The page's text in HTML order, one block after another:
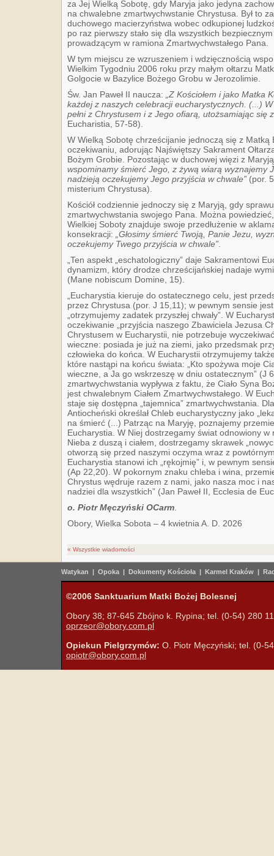
za Jej Wielką Sobotę, gdy Maryja jako jedyna
na chwalebne zmartwychwstanie Chrystusa. Był to
duchowego macierzyństwa wobec odkupionej
po raz pierwszy stało się dla wszystkich
prowadzącym w ramiona Zmartwychwstałego Pana.
W tym miejscu ze wzruszeniem i wdzięcznością
Wielkim Tygodniu 2006 roku przy małym ołtarzu
Golgocie w Bazylice Bożego Grobu w Jerozolimie.
Św. Jan Paweł II naucza:
„Z Kościołem i jako Matka
każdej z naszych celebracji eucharystycznych. (...) W
pełni z Chrystusem i z Jego ofiarą, utożsamiając się
Eucharistia, 57-58).
W Wielką Sobotę chrześcijanie jednoczą się z Matką
oczekiwaniu, adorując Najświętszy Sakrament
Bożym Grobie. Pozostając w duchowej więzi z
wspominamy śmierć Jego, z żywą wiarą wyznajemy
nadzieją oczekujemy Jego przyjścia w chwale” (por.
misterium Chrystusa).
Kościół codziennie jednoczy się z Maryją, gdy
zmartwychwstania swojego Pana. Można
Wielkiej Soboty znajduje swoje przedłużenie w
konsekracji:
„Głosimy śmierć Twoją, Panie Jezu,
oczekujemy Twego przyjścia w chwale”
„Ten aspekt „eschatologiczny” daje Sakramentowi
dynamizm, który drodze chrześcijańskiej nadaje
(Mane nobiscum Domine, 15).
„Eucharystia kieruje do ostatecznego celu, jest
przez Chrystusa (por. J 15,11); w pewnym sensie
„otrzymujemy zadatek przyszłej chwały”. W
oczekiwanie „przyjścia naszego Zbawiciela Jezusa
Chrystusem w Eucharystii, nie potrzebuje
wieczne: posiada je już na ziemi, jako przedsmak
człowieka do końca. W Eucharystii otrzymujemy
które nastąpi na końcu świata: „Kto spożywa moje
wieczne, a Ja go wskrzeszę w dniu ostatecznym” (J
zmartwychwstania wypływa z faktu, że Ciało Syna
jest chwalebnym Ciałem Zmartwychwstałego. W
staje się dostępna „tajemnica” zmartwychwstania.
Antiocheński określał Chleb eucharystyczny jako
na śmierć (...) Patrząc na Maryję, poznajemy
Eucharystia. W Niej dostrzegamy świat odnowiony w
Nieba z duszą i ciałem, dostrzegamy skrawek
otworzą się przed naszymi oczyma wraz z
Eucharystia stanowi ich „rękojmię” i, w pewnym
(Ap 22,20). W pokornym znaku chleba i wina,
Chrystus wędruje razem z nami, jako nasza moc i
nadziei dla wszystkich” (Jan Paweł II, Ecclesia de
o. Piotr Męczyński OCarm
Obory, Wielka Sobota – 4 kwietnia A. D. 2026
« Wszystkie wiadomości
Watykan | Opoka | Dokumenty Kościoła | Karmel Kraków |
©2006 Sanktuarium Matki Bożej Bolesnej
Obory 38; 87-645 Zbójno k. Rypina; tel. (0-54) 280
oprzeor@obory.com.pl
Opiekun Pielgrzymów: O. Piotr Męczyński; tel. (0-
opiotr@obory.com.pl